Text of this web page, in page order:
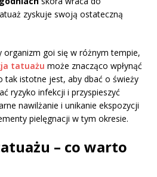
zyskuje swoją ostateczną
organizm goi się w różnym tempie,
tatuażu może znacząco wpłynąć
tak istotne jest, aby dbać o świeży
ryzyko infekcji i przyspieszyć
nawilżanie i unikanie ekspozycji
pielęgnacji w tym okresie.
– co warto